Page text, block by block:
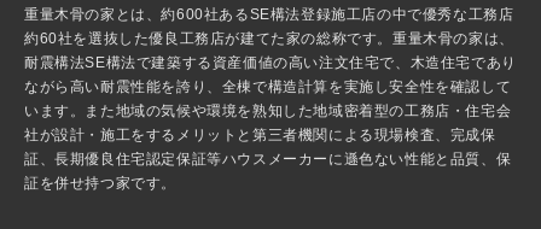
重量木骨の家とは、約600社あるSE構法登録施工店の中で優秀な工務店
約60社を選抜した優良工務店が建てた家の総称です。重量木骨の家は、
耐震構法SE構法で建築する資産価値の高い注文住宅で、木造住宅であり
ながら高い耐震性能を誇り、全棟で構造計算を実施し安全性を確認して
います。また地域の気候や環境を熟知した地域密着型の工務店・住宅会
社が設計・施工をするメリットと第三者機関による現場検査、完成保
証、長期優良住宅認定保証等ハウスメーカーに遜色ない性能と品質、保
証を併せ持つ家です。